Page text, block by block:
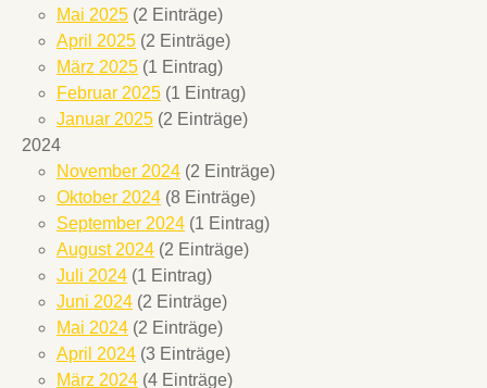
Mai 2025 (2 Einträge)
April 2025 (2 Einträge)
März 2025 (1 Eintrag)
Februar 2025 (1 Eintrag)
Januar 2025 (2 Einträge)
2024
November 2024 (2 Einträge)
Oktober 2024 (8 Einträge)
September 2024 (1 Eintrag)
August 2024 (2 Einträge)
Juli 2024 (1 Eintrag)
Juni 2024 (2 Einträge)
Mai 2024 (2 Einträge)
April 2024 (3 Einträge)
März 2024 (4 Einträge)